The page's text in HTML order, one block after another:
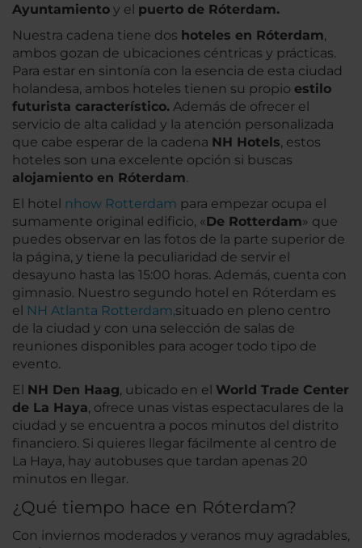
Ayuntamiento y el puerto de Róterdam.
Nuestra cadena tiene dos hoteles en Róterdam,
ambos gozan de ubicaciones céntricas y prácticas.
Para estar en sintonía con la esencia de esta ciudad
holandesa, ambos hoteles tienen su propio estilo
futurista característico. Además de ofrecer el
servicio de alta calidad y la atención personalizada
que cabe esperar de la cadena NH Hotels, estos
hoteles son una excelente opción si buscas
alojamiento en Róterdam.
El hotel nhow Rotterdam para empezar ocupa el
sumamente original edificio, «De Rotterdam» que
puedes observar en las fotos de la parte superior de
la página, y tiene la peculiaridad de servir el
desayuno hasta las 15:00 horas. Además, cuenta con
gimnasio. Nuestro segundo hotel en Róterdam es
el NH Atlanta Rotterdam,situado en pleno centro
de la ciudad y con una selección de salas de
reuniones disponibles para acoger todo tipo de
evento.
El NH Den Haag, ubicado en el World Trade Center
de La Haya, ofrece unas vistas espectaculares de la
ciudad y se encuentra a pocos minutos del distrito
financiero. Si quieres llegar fácilmente al centro de
La Haya, hay autobuses que tardan apenas 20
minutos en llegar.
¿Qué tiempo hace en Róterdam?
Con inviernos moderados y veranos muy agradables,